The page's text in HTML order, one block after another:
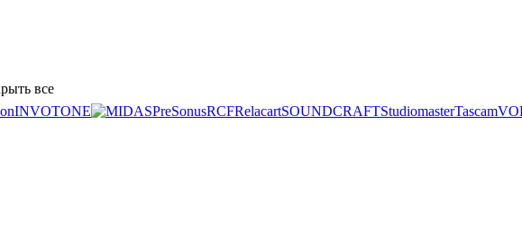
все
INVOTONE MIDASPreSonusRCFRelacartSOUNDCRAFTStudiomasterTascam